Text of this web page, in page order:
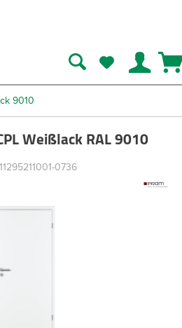
9010
Weißlack RAL 9010
0736